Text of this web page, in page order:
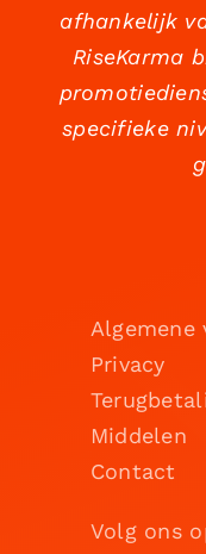
afhankelijk
RiseKarma
specifieke
Algemene
Privacy
Middelen
Contact
Volg ons